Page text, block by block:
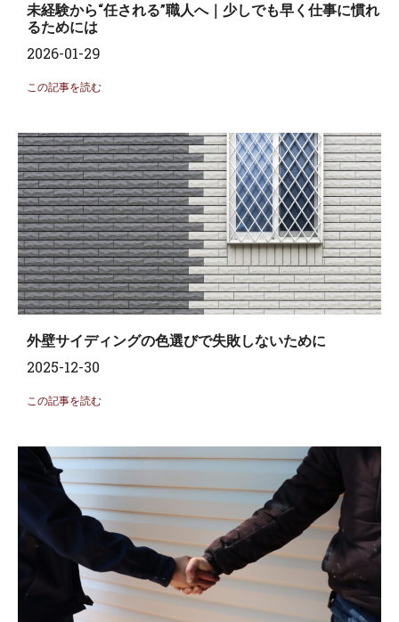
未経験から“任される”職人へ｜少しでも早く仕事に慣れ
るためには
2026-01-29
この記事を読む
外壁サイディングの色選びで失敗しないために
2025-12-30
この記事を読む